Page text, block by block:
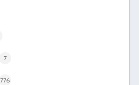
7
776